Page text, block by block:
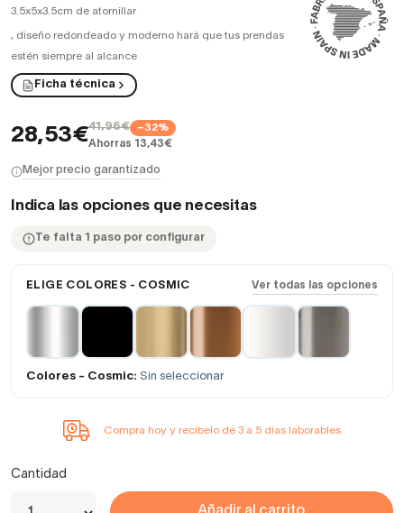
3.5x5x3.5cm de atornillar
, diseño redondeado y moderno hará que tus prendas
estén siempre al alcance
Ficha técnica
28,53€41,96€ −32%
Ahorras 13,43€
Mejor precio garantizado
Indica las opciones que necesitas
Te falta 1 paso por configurar
ELIGE COLORES - COSMIC Ver todas las opciones
Colores - Cosmic: Sin seleccionar
Compra hoy y recíbelo de 3 a 5 días laborables
Cantidad